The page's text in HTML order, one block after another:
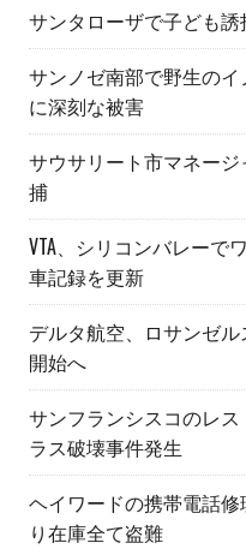
サンタローザで子ども
サンノゼ南部で野生の
に深刻な被害
サウサリート市マネー
捕
VTA、シリコンバレーで
車記録を更新
デルタ航空、ロサンゼ
開始へ
サンフランシスコのレ
ラス破壊事件発生
ヘイワードの携帯電話
り在庫全て盗難